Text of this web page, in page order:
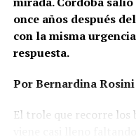
Ganar la vida:
once años después
con la misma
respuesta.
Por Bernardina Rosini
El trole que recorre los